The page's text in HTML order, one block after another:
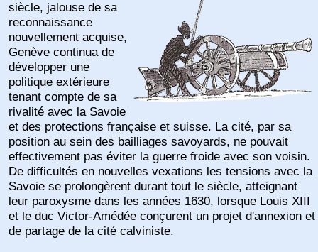
siècle, jalouse de sa
reconnaissance
nouvellement acquise,
Genève continua de
développer une
politique extérieure
tenant compte de sa
rivalité avec la Savoie
et des protections française et suisse. La cité, par sa
position au sein des bailliages savoyards, ne pouvait
effectivement pas éviter la guerre froide avec son voisin.
De difficultés en nouvelles vexations les tensions avec la
Savoie se prolongèrent durant tout le siècle, atteignant
leur paroxysme dans les années 1630, lorsque Louis XIII
et le duc Victor-Amédée conçurent un projet d'annexion et
de partage de la cité calviniste.